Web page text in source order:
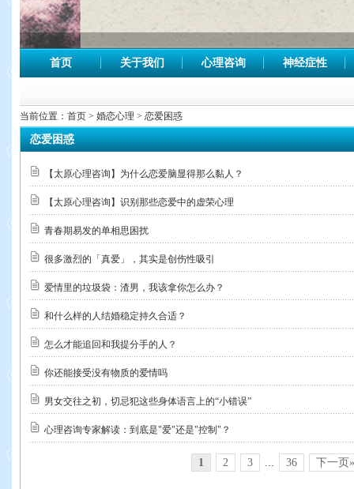
首页 关于我们 心理咨询 神经症性
当前位置： 首页 > 婚恋心理 > 恋爱困惑
恋爱困惑
【太原心理咨询】为什么恋爱脑显得那么黏人？
【太原心理咨询】识别那些恋爱中的虚荣心理
青春期易发的单相思困扰
很多激烈的「真爱」，其实是创伤性吸引
爱情里的垃圾袋：渣男，我该拿你怎么办？
和什么样的人结婚稳定持久合适？
怎么才能追回和我提分手的人？
你还能接受没有物质的爱情吗
男女交往之初，切忌犯这些身体语言上的“小错误”
心理咨询专家解读：到底是"爱"还是"控制"？
1 2 3 ... 36 下一页»